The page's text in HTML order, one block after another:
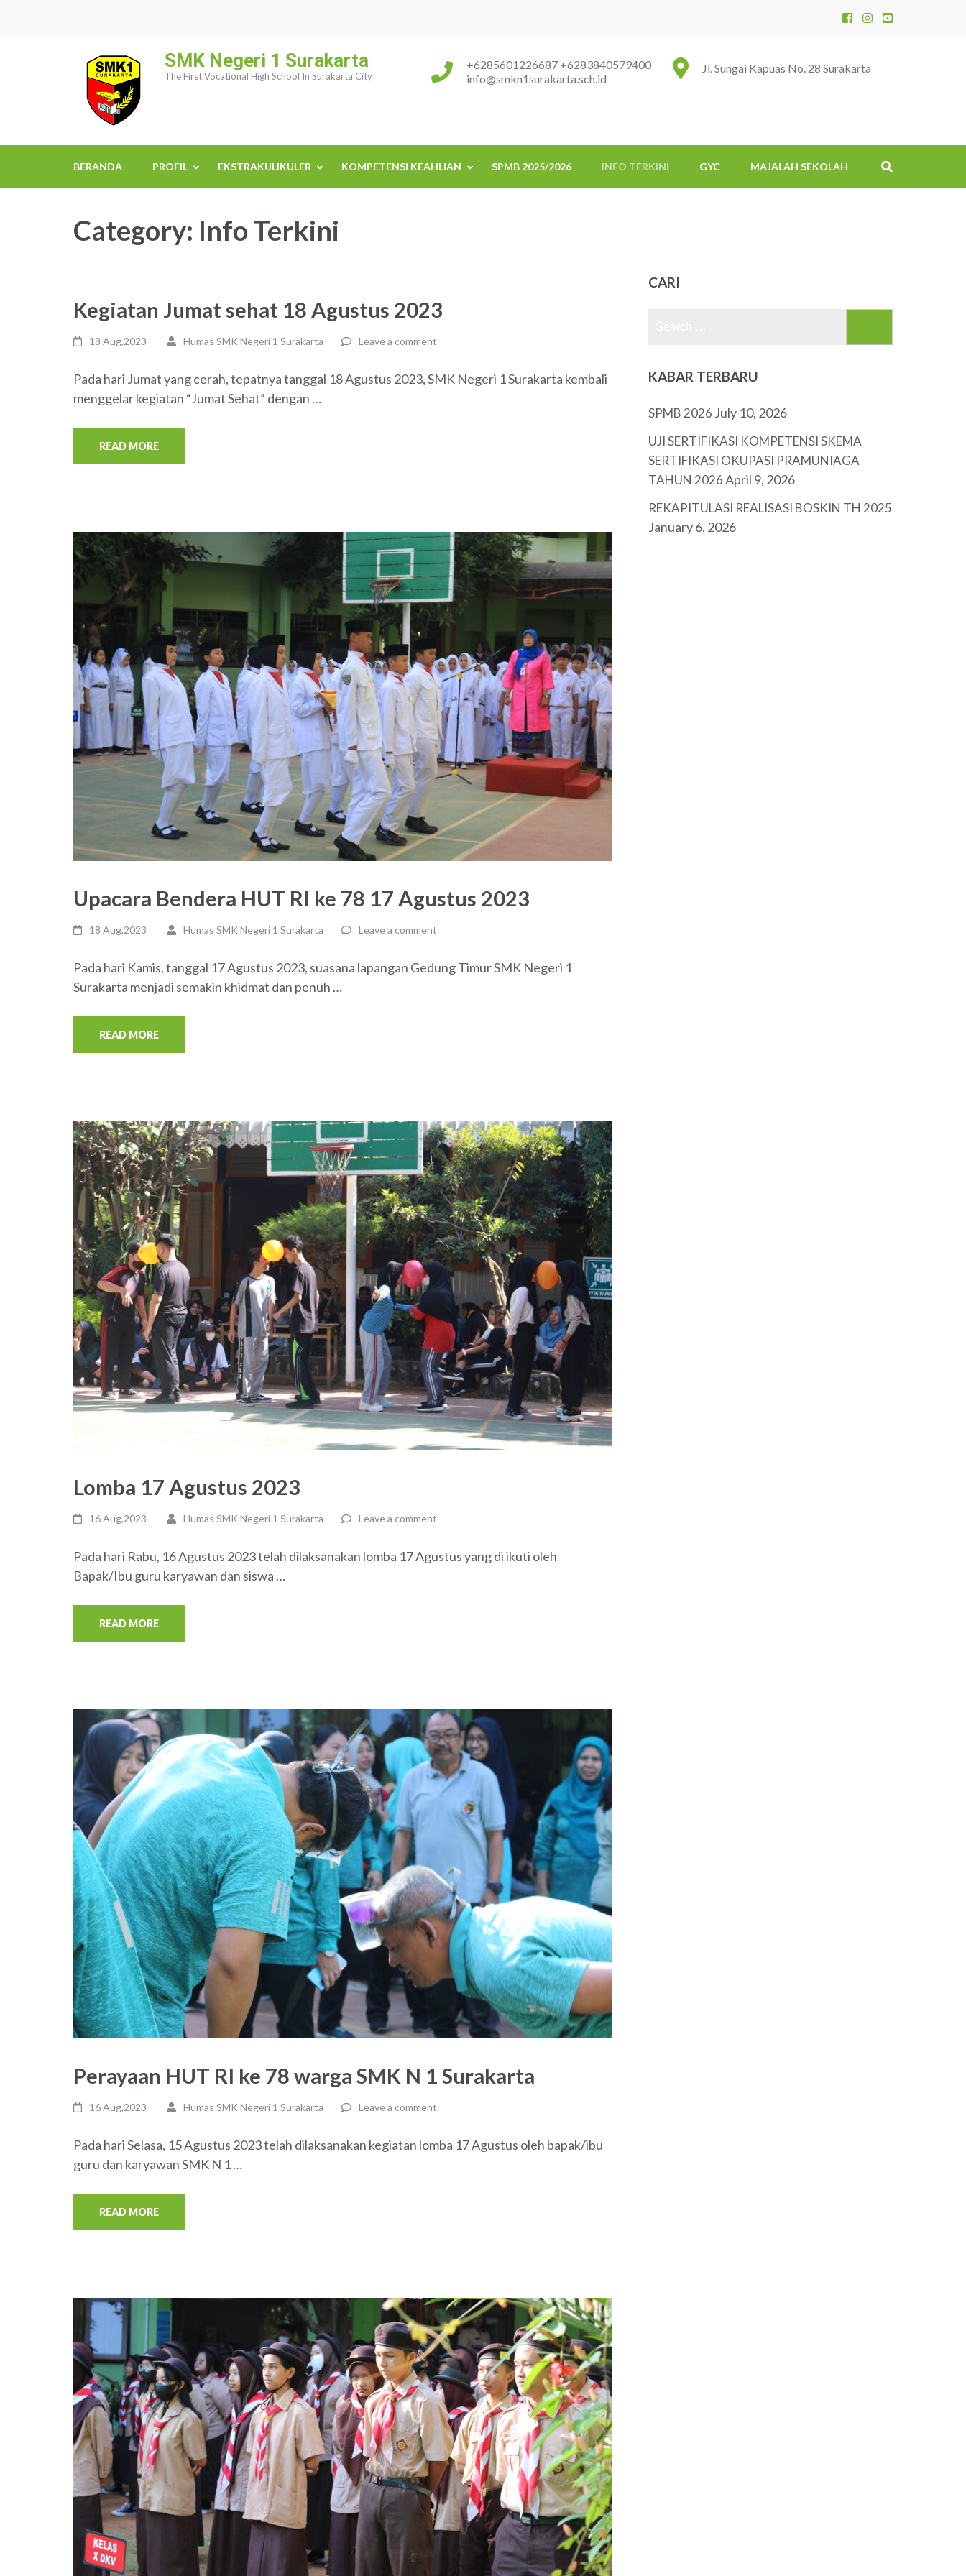
SMK Negeri 1 Surakarta
The First Vocational High School In Surakarta City
Jl. Sungai Kapuas No. 28 Surakarta
+6285601226687 +6283840579400
info@smkn1surakarta.sch.id
BERANDA PROFIL EKSTRAKULIKULER KOMPETENSI KEAHLIAN SPMB 2025/2026 INFO TERKINI GYC MAJALAH SEKOLAH
Category: Info Terkini
Kegiatan Jumat sehat 18 Agustus 2023
18 Aug,2023 Humas SMK Negeri 1 Surakarta Leave a comment
Pada hari Jumat yang cerah, tepatnya tanggal 18 Agustus 2023, SMK Negeri 1 Surakarta kembali
menggelar kegiatan “Jumat Sehat” dengan …
READ MORE
Upacara Bendera HUT RI ke 78 17 Agustus 2023
18 Aug,2023 Humas SMK Negeri 1 Surakarta Leave a comment
Pada hari Kamis, tanggal 17 Agustus 2023, suasana lapangan Gedung Timur SMK Negeri 1
Surakarta menjadi semakin khidmat dan penuh …
READ MORE
Lomba 17 Agustus 2023
16 Aug,2023 Humas SMK Negeri 1 Surakarta Leave a comment
Pada hari Rabu, 16 Agustus 2023 telah dilaksanakan lomba 17 Agustus yang di ikuti oleh
Bapak/Ibu guru karyawan dan siswa …
READ MORE
Perayaan HUT RI ke 78 warga SMK N 1 Surakarta
16 Aug,2023 Humas SMK Negeri 1 Surakarta Leave a comment
Pada hari Selasa, 15 Agustus 2023 telah dilaksanakan kegiatan lomba 17 Agustus oleh bapak/ibu
guru dan karyawan SMK N 1 …
READ MORE
CARI
KABAR TERBARU
SPMB 2026 July 10, 2026
UJI SERTIFIKASI KOMPETENSI SKEMA
SERTIFIKASI OKUPASI PRAMUNIAGA
TAHUN 2026April 9, 2026
REKAPITULASI REALISASI BOSKIN TH 2025
January 6, 2026